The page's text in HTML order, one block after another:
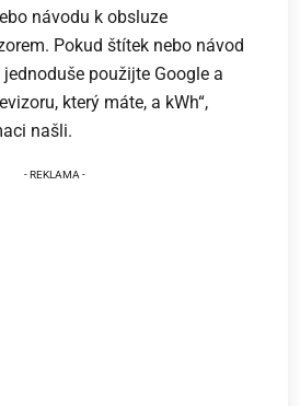
návodu k obsluze
Pokud štítek nebo návod
použijte Google a
který máte, a kWh“,
našli.